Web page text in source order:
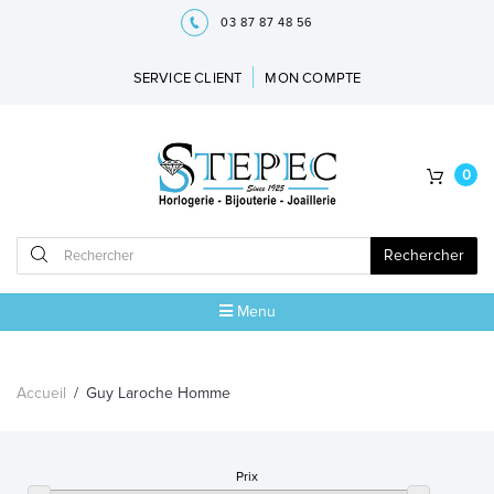
03 87 87 48 56
SERVICE CLIENT MON COMPTE
Rechercher
0
Menu
Accueil / Guy Laroche Homme
Prix